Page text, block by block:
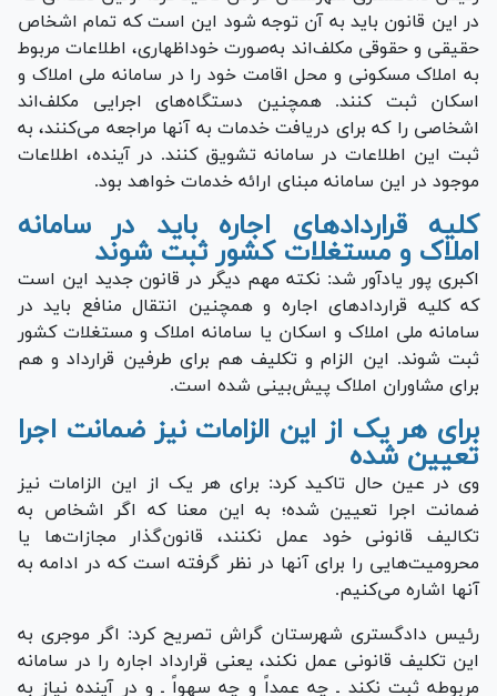
در این قانون باید به آن توجه شود این است که تمام اشخاص
حقیقی و حقوقی مکلف‌اند به‌صورت خوداظهاری، اطلاعات مربوط
به املاک مسکونی و محل اقامت خود را در سامانه ملی املاک و
اسکان ثبت کنند. همچنین دستگاه‌های اجرایی مکلف‌اند
اشخاصی را که برای دریافت خدمات به آنها مراجعه می‌کنند، به
ثبت این اطلاعات در سامانه تشویق کنند. در آینده، اطلاعات
موجود در این سامانه مبنای ارائه خدمات خواهد بود.
کلیه قرارداد‌های اجاره باید در سامانه
املاک و مستغلات کشور ثبت شوند
اکبری پور یادآور شد: نکته مهم دیگر در قانون جدید این است
که کلیه قرارداد‌های اجاره و همچنین انتقال منافع باید در
سامانه ملی املاک و اسکان یا سامانه املاک و مستغلات کشور
ثبت شوند. این الزام و تکلیف هم برای طرفین قرارداد و هم
برای مشاوران املاک پیش‌بینی شده است.
برای هر یک از این الزامات نیز ضمانت اجرا
تعیین شده
وی در عین حال تاکید کرد: برای هر یک از این الزامات نیز
ضمانت اجرا تعیین شده؛ به این معنا که اگر اشخاص به
تکالیف قانونی خود عمل نکنند، قانون‌گذار مجازات‌ها یا
محرومیت‌هایی را برای آنها در نظر گرفته است که در ادامه به
آنها اشاره می‌کنیم.
رئیس دادگستری شهرستان گراش تصریح کرد: اگر موجری به
این تکلیف قانونی عمل نکند، یعنی قرارداد اجاره را در سامانه
مربوطه ثبت نکند ـ چه عمداً و چه سهواً ـ و در آینده نیاز به